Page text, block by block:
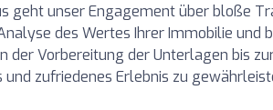
geht unser Engagement über bloße
des Wertes Ihrer Immobilie und
der Vorbereitung der Unterlagen bis
und zufriedenes Erlebnis zu